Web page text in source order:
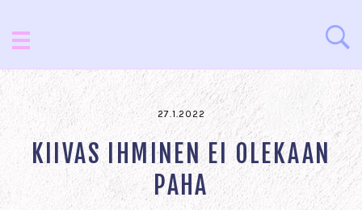
27.1.2022
KIIVAS IHMINEN EI OLEKAAN
PAHA